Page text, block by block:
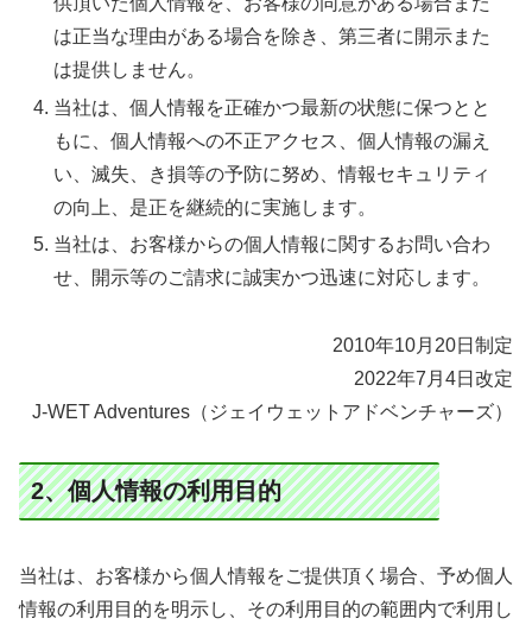
は正当な理由がある場合を除き、第三者に開示また
は提供しません。
当社は、個人情報を正確かつ最新の状態に保つとと
もに、個人情報への不正アクセス、個人情報の漏え
い、滅失、き損等の予防に努め、情報セキュリティ
の向上、是正を継続的に実施します。
当社は、お客様からの個人情報に関するお問い合わ
せ、開示等のご請求に誠実かつ迅速に対応します。
2010年10月20日制定
2022年7月4日改定
J-WET Adventures（ジェイウェットアドベンチャーズ）
2、個人情報の利用目的
当社は、お客様から個人情報をご提供頂く場合、予め個人
情報の利用目的を明示し、その利用目的の範囲内で利用し